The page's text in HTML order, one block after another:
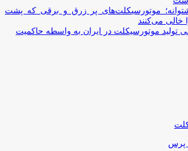
موتورسیکلت‌های پر زرق‌ و برقی که پشت
خالی می‌کنند
تولید موتورسیکلت در ایران به واسطه حاکمیت
پرس